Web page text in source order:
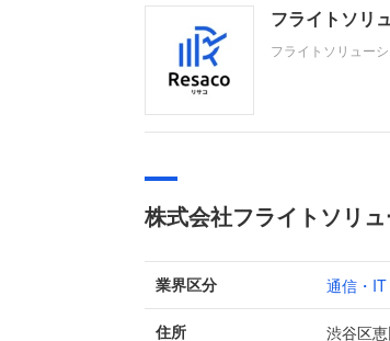
フライトソリ
フライトソリュー
株式会社フライトソリ
業界区分 通信・IT
住所 渋谷区